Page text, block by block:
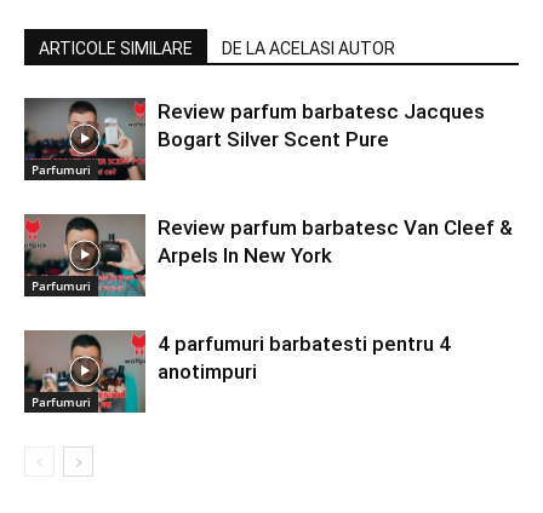
ARTICOLE SIMILARE DE LA ACELASI AUTOR
Parfumuri
Review parfum barbatesc Jacques
Bogart Silver Scent Pure
Parfumuri
Review parfum barbatesc Van Cleef &
Arpels In New York
Parfumuri
4 parfumuri barbatesti pentru 4
anotimpuri